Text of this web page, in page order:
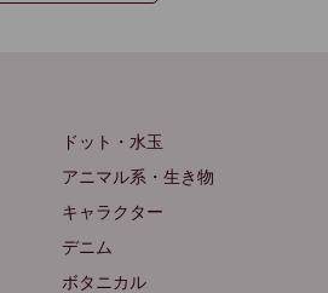
ドット・水玉
アニマル系・生き物
キャラクター
デニム
ボタニカル